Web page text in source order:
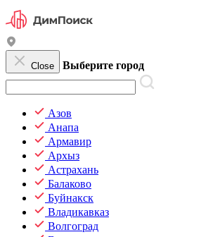
Close Выберите город
Азов
Анапа
Армавир
Архыз
Астрахань
Балаково
Буйнакск
Владикавказ
Волгоград